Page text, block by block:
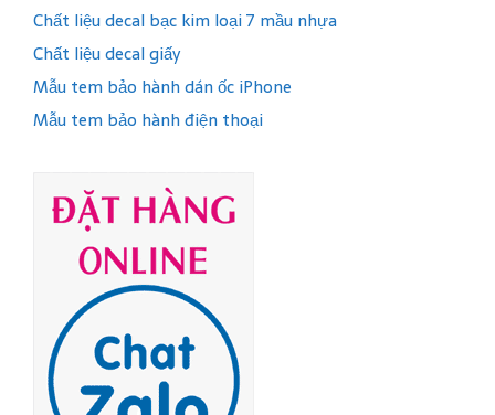
Chất liệu decal bạc kim loại 7 mầu nhựa
Chất liệu decal giấy
Mẫu tem bảo hành dán ốc iPhone
Mẫu tem bảo hành điện thoại